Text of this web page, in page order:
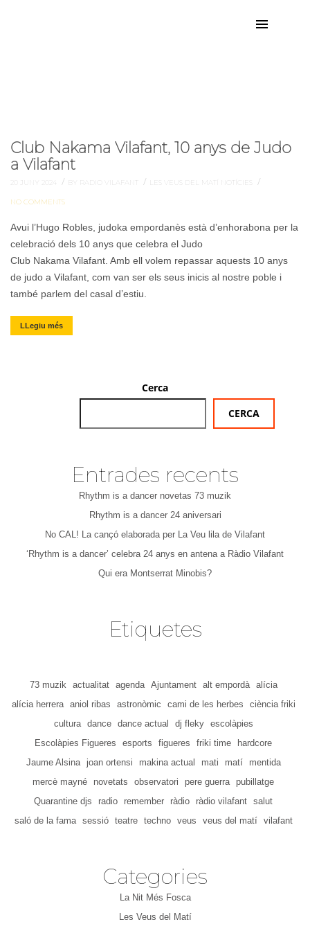
Club Nakama Vilafant, 10 anys de Judo
a Vilafant
20 JUNY 2024 / BY RADIO VILAFANT / LES VEUS DEL MATÍ NOTÍCIES /
NO COMMENTS
Avui l’Hugo Robles, judoka empordanès està d’enhorabona per la
celebració dels 10 anys que celebra el Judo
Club Nakama Vilafant. Amb ell volem repassar aquests 10 anys
de judo a Vilafant, com van ser els seus inicis al nostre poble i
també parlem del casal d’estiu.
LLegiu més
Cerca
CERCA
Entrades recents
Rhythm is a dancer novetas 73 muzik
Rhythm is a dancer 24 aniversari
No CAL! La cançó elaborada per La Veu lila de Vilafant
‘Rhythm is a dancer’ celebra 24 anys en antena a Ràdio Vilafant
Qui era Montserrat Minobis?
Etiquetes
73 muzik actualitat agenda Ajuntament alt empordà
alícia
alícia herrera
aniol ribas astronòmic cami de les herbes
ciència friki
cultura
dance dance actual dj fleky
escolàpies
Escolàpies Figueres
esports figueres friki time
hardcore
Jaume Alsina
joan ortensi makina actual mati matí
mentida
mercè mayné
novetats observatori pere guerra pubillatge
Quarantine djs
radio remember ràdio ràdio vilafant salut
saló de la fama
sessió teatre techno veus veus del matí vilafant
Categories
La Nit Més Fosca
Les Veus del Matí